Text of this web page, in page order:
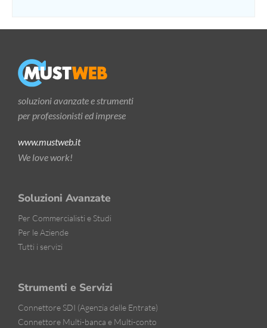
soluzioni avanzate e strumenti
per professionisti ed imprese
We love work!
www.mustweb.it
Soluzioni Avanzate
Per Commercialisti e Studi
Per le Aziende
Tutti i servizi
Strumenti e Servizi
Connettore SDI (Agenzia delle Entrate)
Connettore Multi-banca e Multi-conto